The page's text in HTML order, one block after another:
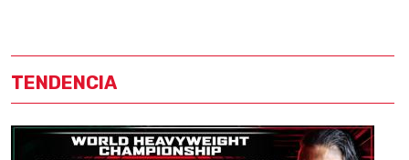
TENDENCIA